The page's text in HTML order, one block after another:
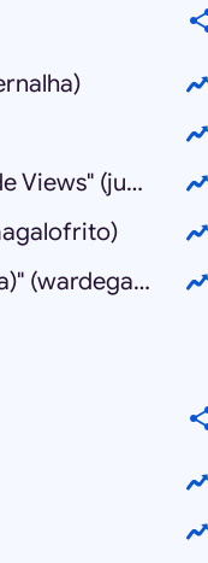
"Galinha Pintadinha Chega a 1 Bilhão de Views" (juptube)
"Mutant Giant Spider Dog (SA Wardega)" (wardegasa)